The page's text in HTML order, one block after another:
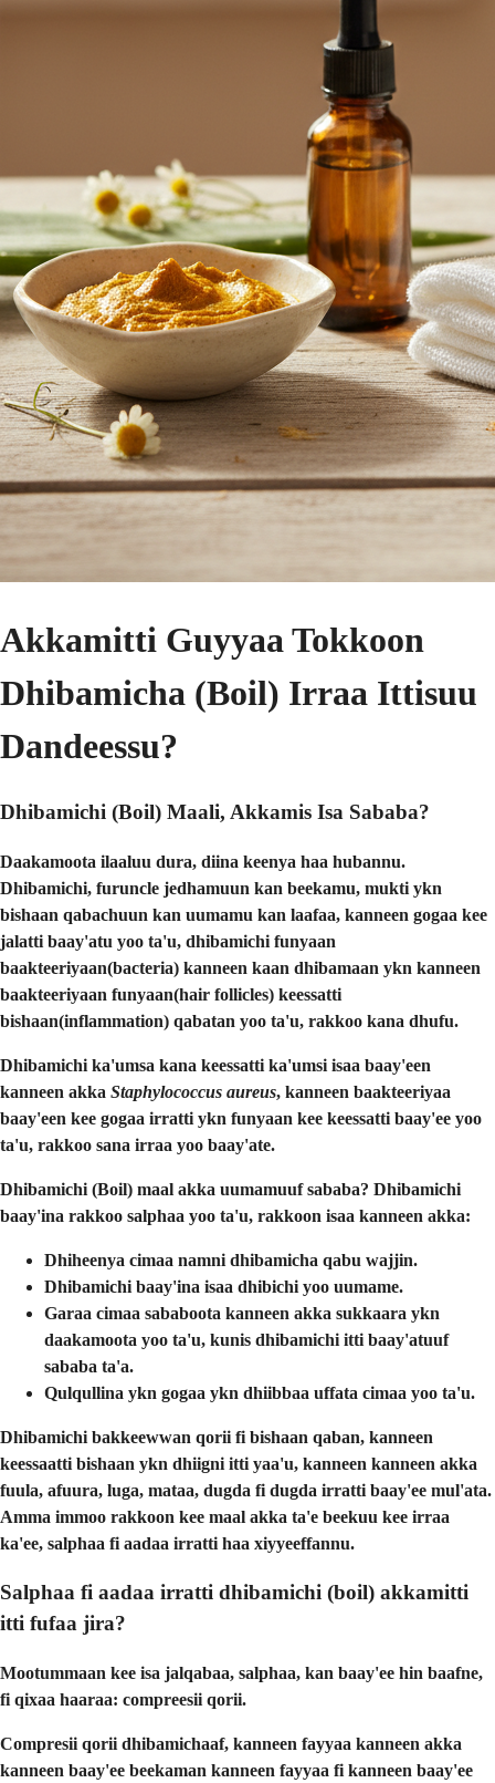
Akkamitti Guyyaa Tokkoon
Dhibamicha (Boil) Irraa Ittisuu
Dandeessu?
Dhibamichi (Boil) Maali, Akkamis Isa Sababa?
Daakamoota ilaaluu dura, diina keenya haa hubannu.
Dhibamichi, furuncle jedhamuun kan beekamu, mukti ykn
bishaan qabachuun kan uumamu kan laafaa, kanneen gogaa kee
jalatti baay'atu yoo ta'u, dhibamichi funyaan
baakteeriyaan(bacteria) kanneen kaan dhibamaan ykn kanneen
baakteeriyaan funyaan(hair follicles) keessatti
bishaan(inflammation) qabatan yoo ta'u, rakkoo kana dhufu.
Dhibamichi ka'umsa kana keessatti ka'umsi isaa baay'een
kanneen akka Staphylococcus aureus, kanneen baakteeriyaa
baay'een kee gogaa irratti ykn funyaan kee keessatti baay'ee yoo
ta'u, rakkoo sana irraa yoo baay'ate.
Dhibamichi (Boil) maal akka uumamuuf sababa? Dhibamichi
baay'ina rakkoo salphaa yoo ta'u, rakkoon isaa kanneen akka:
Dhiheenya cimaa namni dhibamicha qabu wajjin.
Dhibamichi baay'ina isaa dhibichi yoo uumame.
Garaa cimaa sababoota kanneen akka sukkaara ykn
daakamoota yoo ta'u, kunis dhibamichi itti baay'atuuf
sababa ta'a.
Qulqullina ykn gogaa ykn dhiibbaa uffata cimaa yoo ta'u.
Dhibamichi bakkeewwan qorii fi bishaan qaban, kanneen
keessaatti bishaan ykn dhiigni itti yaa'u, kanneen kanneen akka
fuula, afuura, luga, mataa, dugda fi dugda irratti baay'ee mul'ata.
Amma immoo rakkoon kee maal akka ta'e beekuu kee irraa
ka'ee, salphaa fi aadaa irratti haa xiyyeeffannu.
Salphaa fi aadaa irratti dhibamichi (boil) akkamitti
itti fufaa jira?
Mootummaan kee isa jalqabaa, salphaa, kan baay'ee hin baafne,
fi qixaa haaraa: compreesii qorii.
Compresii qorii dhibamichaaf, kanneen fayyaa kanneen akka
kanneen baay'ee beekaman kanneen fayyaa fi kanneen baay'ee